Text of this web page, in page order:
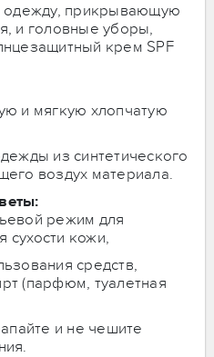
одежду, прикрывающую
и головные уборы,
крем SPF
и мягкую хлопчатую
из синтетического
воздух материала.
режим для
сухости кожи,
средств,
(парфюм, туалетная
и не чешите